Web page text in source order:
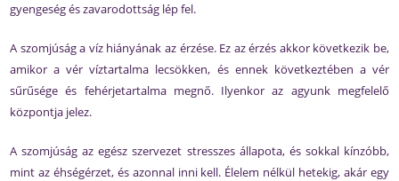
gyengeség és zavarodottság lép fel.
A szomjúság a víz hiányának az érzése. Ez az érzés akkor következik be,
amikor a vér víztartalma lecsökken, és ennek következtében a vér
sűrűsége és fehérjetartalma megnő. Ilyenkor az agyunk megfelelő
központja jelez.
A szomjúság az egész szervezet stresszes állapota, és sokkal kínzóbb,
mint az éhségérzet, és azonnal inni kell. Élelem nélkül hetekig, akár egy